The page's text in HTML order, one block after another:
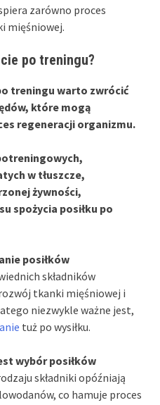
zarówno proces
mięśniowej.
po treningu?
treningu warto zwrócić
które mogą
regeneracji organizmu.
w tłuszcze,
żywności,
spożycia posiłku po
posiłków
składników
tkanki mięśniowej i
niezwykle ważne jest,
tuż po wysiłku.
wybór posiłków
składniki opóźniają
co hamuje proces